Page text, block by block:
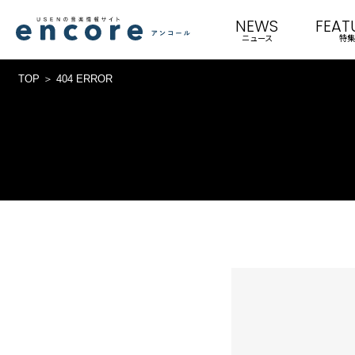
NEWS
ニュース 特集
TOP 404 ERROR